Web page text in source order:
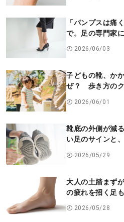
「パンプスは痛
で。足の専門家
2026/06/03
子どもの靴、か
ぜ？ 歩き方のク
2026/06/01
靴底の外側が減
い足のサインと
2026/05/29
大人の土踏まず
の疲れを招く足
2026/05/28